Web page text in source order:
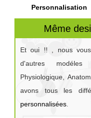
Personnalisation
Même
Et oui !! , nous
d'autres modéles
Physiologique,
avons tous les
personnalisées